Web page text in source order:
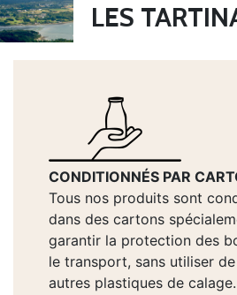
LES
CONDITIONNÉS PAR
Tous nos produits sont
dans des cartons
garantir la protection des
le transport, sans utiliser
autres plastiques de calage.